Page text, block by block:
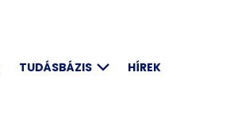
TUDÁSBÁZIS HÍREK